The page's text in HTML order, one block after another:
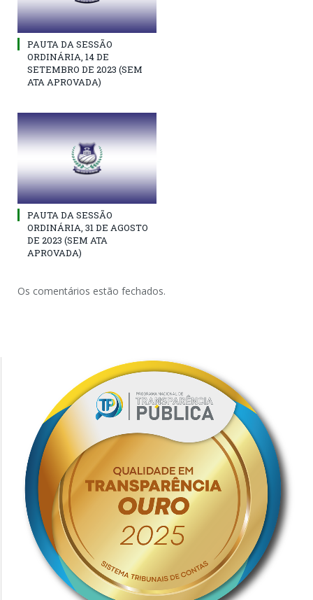
PAUTA DA SESSÃO
ORDINÁRIA, 14 DE
SETEMBRO DE 2023 (SEM
ATA APROVADA)
PAUTA DA SESSÃO
ORDINÁRIA, 31 DE AGOSTO
DE 2023 (SEM ATA
APROVADA)
Os comentários estão fechados.